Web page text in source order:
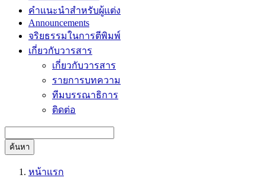
คำแนะนำสำหรับผู้แต่ง
Announcements
จริยธรรมในการตีพิมพ์
เกี่ยวกับวารสาร
เกี่ยวกับวารสาร
รายการบทความ
ทีมบรรณาธิการ
ติดต่อ
ค้นหา
หน้าแรก